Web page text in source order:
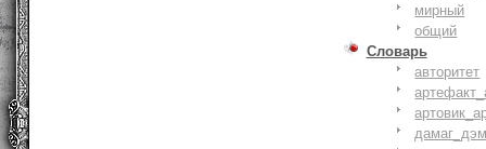
мирный
общий
Словарь
авторитет